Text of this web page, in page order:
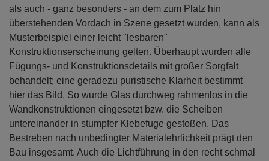
als auch - ganz besonders - an dem zum Platz hin
überstehenden Vordach in Szene gesetzt wurden, kann als
Musterbeispiel einer leicht "lesbaren"
Konstruktionserscheinung gelten. Überhaupt wurden alle
Fügungs- und Konstruktionsdetails mit großer Sorgfalt
behandelt; eine geradezu puristische Klarheit bestimmt
hier das Bild. So wurde Glas durchweg rahmenlos in die
Wandkonstruktionen eingesetzt bzw. die Scheiben
untereinander in stumpfer Klebefuge gestoßen. Das
Bestreben nach unbedingter Materialehrlichkeit prägt den
Bau insgesamt. Auch die Lichtführung in den recht schmal